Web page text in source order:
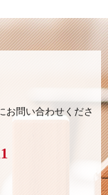
お問い合わせくださ